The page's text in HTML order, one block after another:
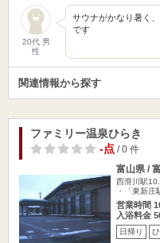
20代 男
性
サウナがかなり暑く
です
関連情報から探す
ファミリー温泉ひらき
-点/ 0 件
富山県 /
西滑川駅
・「東新
営業時間
入浴料金
日帰り